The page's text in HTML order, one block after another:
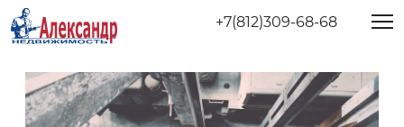
+7(812)309-68-68